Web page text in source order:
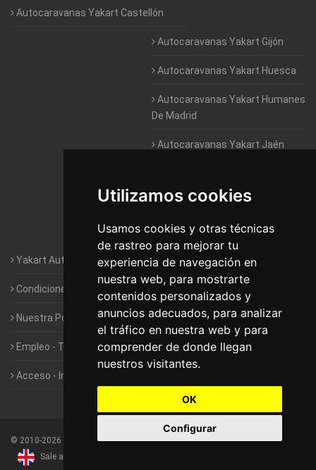
Utilizamos cookies
Usamos cookies y otras técnicas
de rastreo para mejorar tu
experiencia de navegación en
nuestra web, para mostrarte
contenidos personalizados y
anuncios adecuados, para analizar
el tráfico en nuestra web y para
comprender de donde llegan
nuestros visitantes.
OK
Configurar
Autocaravanas Yakart Castellón
Autocaravanas Yakart Gijón
Autocaravanas Yakart Huesca
Autocaravanas Yakart Humanes
De Madrid
Autocaravanas Yakart Jaén
Autocaravanas Yakart Valencia
Autocaravanas Yakart Vitoria
Yakart Autocaravanas · La empresa
Condiciones de Alquiler de Yakart
Nuestra Política de Privacidad
Empleo - Trabaja con nosotros
Acceso - Intranet de Franquiciados
© 2010-2026 Yakart Autocaravanas · Todos los derechos reservados
Sale and rentals of motorhomes